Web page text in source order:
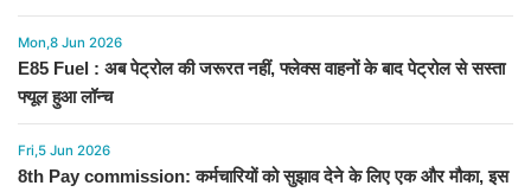
Mon,8 Jun 2026
E85 Fuel : अब पेट्रोल की जरूरत नहीं, फ्लेक्स वाहनों के बाद पेट्रोल से सस्ता
फ्यूल हुआ लॉन्च
Fri,5 Jun 2026
8th Pay commission: कर्मचारियों को सुझाव देने के लिए एक और मौका, इस